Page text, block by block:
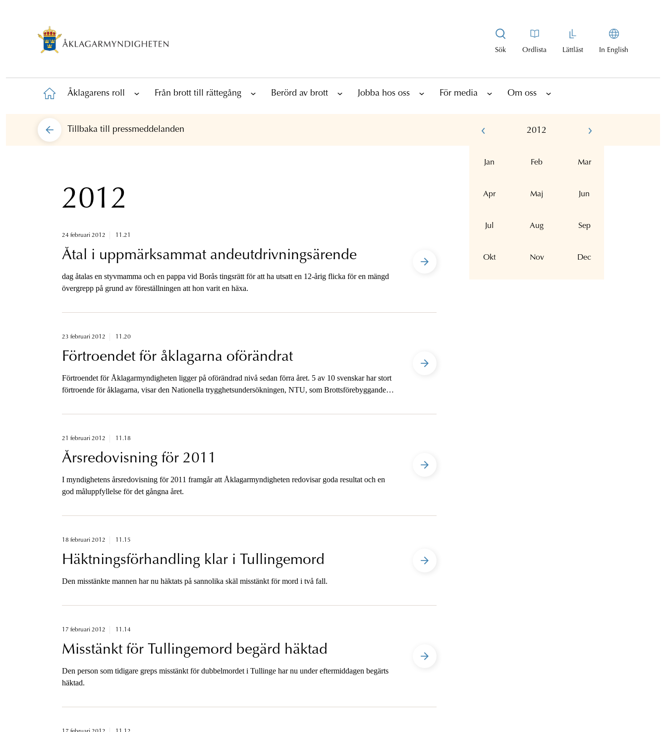
Sök Ordlista Lättläst In English
Åklagarens roll Från brott till rättegång Berörd av brott Jobba hos oss För media Om oss
Tillbaka till pressmeddelanden 2012
Jan Feb Mar
Apr Maj Jun
Jul Aug Sep
Okt Nov Dec
2012
24 februari 2012 11.21
Åtal i uppmärksammat andeutdrivningsärende
dag åtalas en styvmamma och en pappa vid Borås tingsrätt för att ha utsatt en 12-årig flicka för en mängd
övergrepp på grund av föreställningen att hon varit en häxa.
23 februari 2012 11.20
Förtroendet för åklagarna oförändrat
Förtroendet för Åklagarmyndigheten ligger på oförändrad nivå sedan förra året. 5 av 10 svenskar har stort
förtroende för åklagarna, visar den Nationella trygghetsundersökningen, NTU, som Brottsförebyggande
21 februari 2012 11.18
Årsredovisning för 2011
I myndighetens årsredovisning för 2011 framgår att Åklagarmyndigheten redovisar goda resultat och en
god måluppfyllelse för det gångna året.
18 februari 2012 11.15
Häktningsförhandling klar i Tullingemord
Den misstänkte mannen har nu häktats på sannolika skäl misstänkt för mord i två fall.
17 februari 2012 11.14
Misstänkt för Tullingemord begärd häktad
Den person som tidigare greps misstänkt för dubbelmordet i Tullinge har nu under eftermiddagen begärts
häktad.